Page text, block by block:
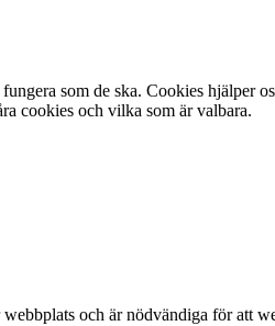
som de ska. Cookies
cookies och vilka som är valbara.
och är nödvändiga för att